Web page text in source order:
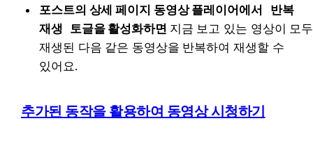
포스트의 상세 페이지 동영상 플레이어에서
반복
재생 토글을 활성화하면 지금 보고 있는 영상이 모두
재생된 다음 같은 동영상을 반복하여 재생할 수
있어요.
추가된 동작을 활용하여 동영상 시청하기